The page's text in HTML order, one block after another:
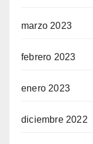
marzo 2023
febrero 2023
enero 2023
diciembre 2022